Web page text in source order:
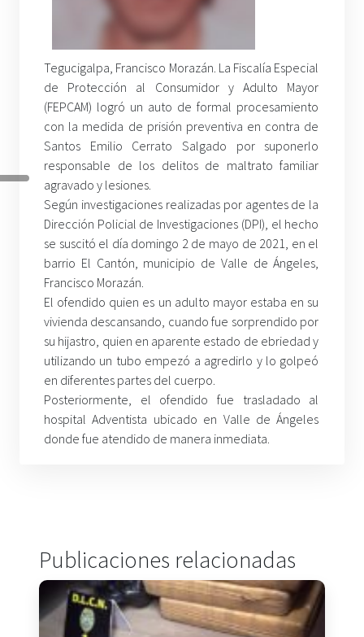
Tegucigalpa, Francisco Morazán. La Fiscalía Especial
de Protección al Consumidor y Adulto Mayor
(FEPCAM) logró un auto de formal procesamiento
con la medida de prisión preventiva en contra de
Santos Emilio Cerrato Salgado por suponerlo
responsable de los delitos de maltrato familiar
agravado y lesiones.
Según investigaciones realizadas por agentes de la
Dirección Policial de Investigaciones (DPI), el hecho
se suscitó el día domingo 2 de mayo de 2021, en el
barrio El Cantón, municipio de Valle de Ángeles,
Francisco Morazán.
El ofendido quien es un adulto mayor estaba en su
vivienda descansando, cuando fue sorprendido por
su hijastro, quien en aparente estado de ebriedad y
utilizando un tubo empezó a agredirlo y lo golpeó
en diferentes partes del cuerpo.
Posteriormente, el ofendido fue trasladado al
hospital Adventista ubicado en Valle de Ángeles
donde fue atendido de manera inmediata.
Publicaciones relacionadas